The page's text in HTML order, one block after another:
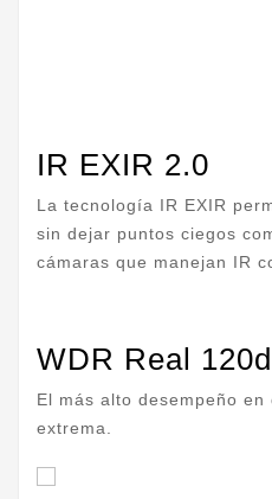
IR EXIR 2.0
La tecnología IR EXIR
sin dejar puntos ciegos
cámaras que manejan IR
WDR Real
El más alto desempeño
extrema.